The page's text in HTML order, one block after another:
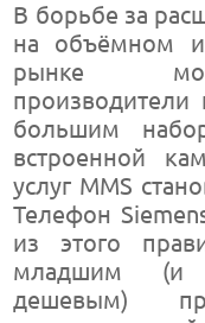
В борьбе за
на объёмном
рынке
производители
большим
встроенной
услуг MMS
Телефон
из этого
младшим (и
дешевым)